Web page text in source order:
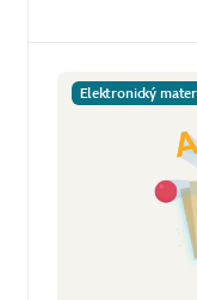
Elektronický